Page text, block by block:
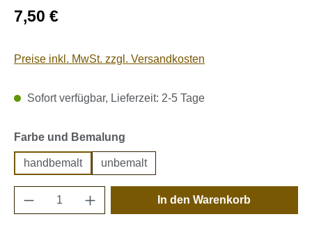
Regulärer Preis:
7,50 €
Preise inkl. MwSt. zzgl. Versandkosten
Sofort verfügbar, Lieferzeit: 2-5 Tage
Farbe und Bemalung
handbemalt unbemalt
Produkt Anzahl: Gib den gewünschten
In den Warenkorb